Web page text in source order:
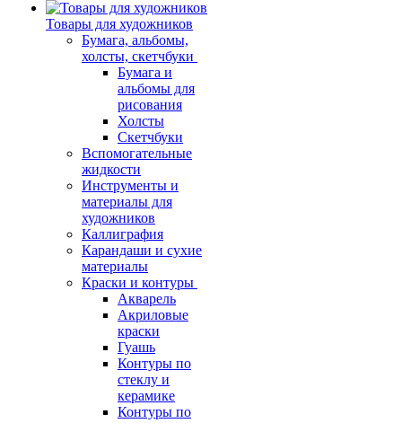
Товары для художников
Бумага, альбомы,
холсты, скетчбуки
Бумага и
альбомы для
рисования
Холсты
Скетчбуки
Вспомогательные
жидкости
Инструменты и
материалы для
художников
Каллиграфия
Карандаши и сухие
материалы
Краски и контуры
Акварель
Акриловые
краски
Гуашь
Контуры по
стеклу и
керамике
Контуры по